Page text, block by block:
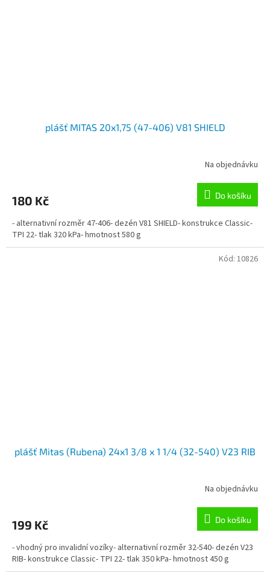
plášť MITAS 20x1,75 (47-406) V81 SHIELD
Na objednávku
180 Kč Do košíku
- alternativní rozměr 47-406- dezén V81 SHIELD- konstrukce Classic-
TPI 22- tlak 320 kPa- hmotnost 580 g
plášť Mitas (Rubena) 24x1 3/8 x 1 1/4 (32-540) V23 RIB
Na objednávku
199 Kč Do košíku
- vhodný pro invalidní vozíky- alternativní rozměr 32-540- dezén V23
RIB- konstrukce Classic- TPI 22- tlak 350 kPa- hmotnost 450 g
Kód: 10826